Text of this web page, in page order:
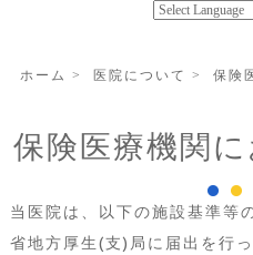
ホーム > 医院について > 保険
保険医療機関
当医院は、以下の施設基準等
省地方厚生(支)局に届出を行っ